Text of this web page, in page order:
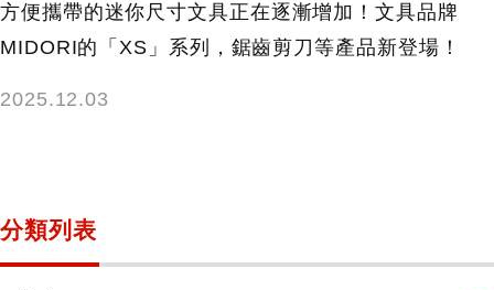
方便攜帶的迷你尺寸文具正在逐漸增加！文具品牌
MIDORI的「XS」系列，鋸齒剪刀等產品新登場！
2025.12.03
分類列表